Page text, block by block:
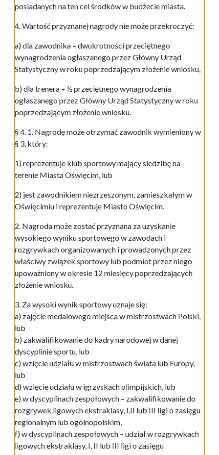
posiadanych na ten cel środków w budżecie miasta.
4. Wartość przyznanej nagrody nie może przekroczyć:
a) dla zawodnika – dwukrotności przeciętnego
wynagrodzenia ogłaszanego przez Główny Urząd
Statystyczny w roku poprzedzającym złożenie wniosku,
b) dla trenera – ½ przeciętnego wynagrodzenia
ogłaszanego przez Główny Urząd Statystyczny w roku
poprzedzającym złożenie wniosku.
§ 4. 1. Nagrodę może otrzymać zawodnik wymieniony w
§ 3, który:
1) reprezentuje klub sportowy mający siedzibę na
terenie Miasta Oświęcim, lub
2) jest zawodnikiem niezrzeszonym, zamieszkałym w
Oświęcimiu i reprezentuje Miasto Oświęcim.
2. Nagroda może zostać przyznana za uzyskanie
wysokiego wyniku sportowego w zawodach i
rozgrywkach organizowanych i prowadzonych przez
właściwy związek sportowy lub podmiot przez niego
upoważniony w okresie 12 miesięcy poprzedzających
złożenie wniosku.
3. Za wysoki wynik sportowy uznaje się:
a) zajęcie medalowego miejsca w mistrzostwach Polski,
lub
b) zakwalifikowanie do kadry narodowej w danej
dyscyplinie sportu, lub
c) wzięcie udziału w mistrzostwach świata lub Europy,
lub
d) wzięcie udziału w igrzyskach olimpijskich, lub
e) w dyscyplinach zespołowych – zakwalifikowanie do
rozgrywek ligowych ekstraklasy, I,II lub III ligi o zasięgu
regionalnym lub ogólnopolskim,
f) w dyscyplinach zespołowych – udział w rozgrywkach
ligowych ekstraklasy, I, II lub III ligi o zasięgu